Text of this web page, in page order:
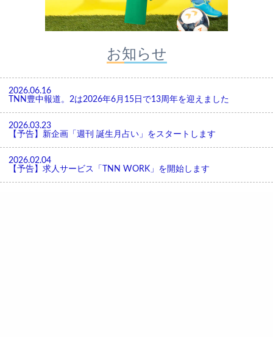
お知らせ
2026.06.16
TNN豊中報道。2は2026年6月15日で13周年を迎えました
2026.03.23
【予告】新企画「週刊 誕生月占い」をスタートします
2026.02.04
【予告】求人サービス「TNN WORK」を開始します